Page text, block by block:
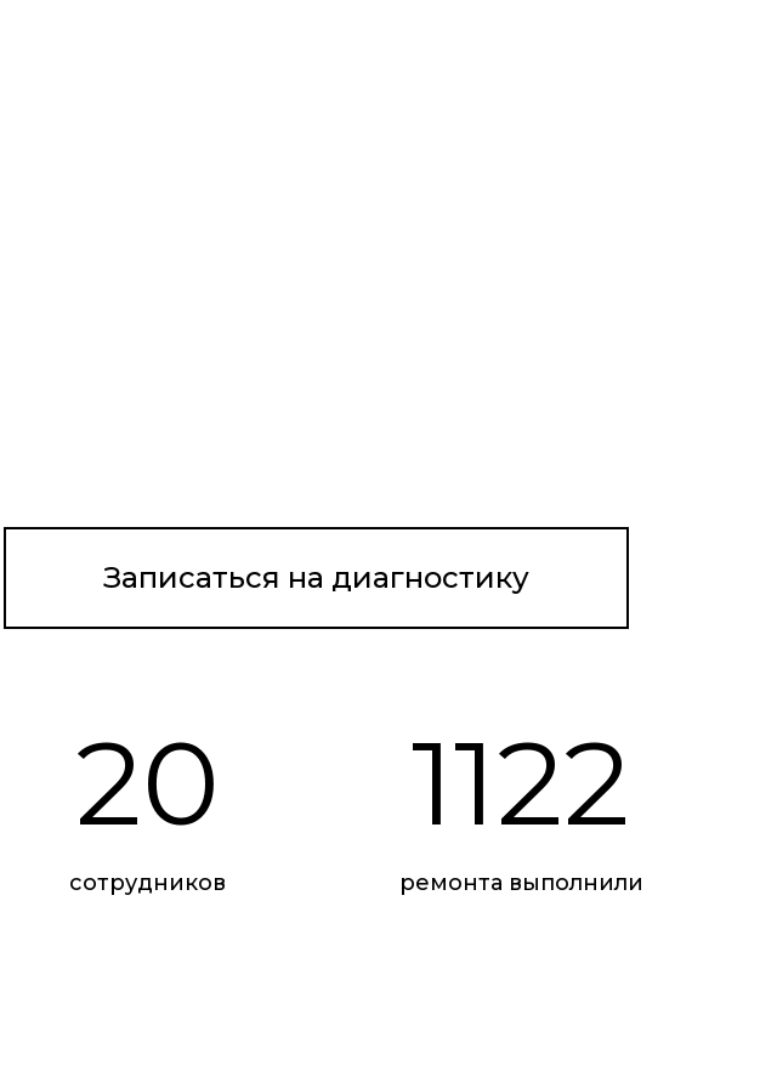
Записаться на диагностику
20
сотрудников
1122
ремонта выполнили